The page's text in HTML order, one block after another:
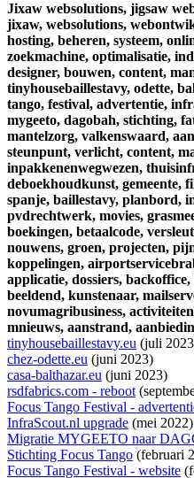
Jixaw websolutions, jigsaw
jixaw, websolutions,
hosting, beheren, systeem,
zoekmachine, optimalisatie,
designer, bouwen, content,
tinyhousebaillestavy, odette,
tango, festival, advertentie,
mygeeto, dagobah, stichting,
mantelzorg, valkenswaard,
steunpunt, verlicht, content,
inpakkenenwegwezen,
deboekhoudkunst, gemeente,
spanje, baillestavy, planbord,
pvdrechtwerk, movies,
boekingen, betaalcode,
nouwens, groen, projecten,
koppelingen,
applicatie, dossiers, backoffice,
beeldend, kunstenaar,
novumagribusiness,
mnieuws, aanstrand,
tinyhousebaillestavy.eu (juli
chez-odette.eu (juni 2023)
casa-balthazar.eu (juni 2023)
rsdfabrics.com - reboot
Focus Tango Festival -
InfraScout.nl upgrade (mei 2022)
Migratie MYGEETO naar
Stichting Focus Tango (februari
Focus Tango Festival - website